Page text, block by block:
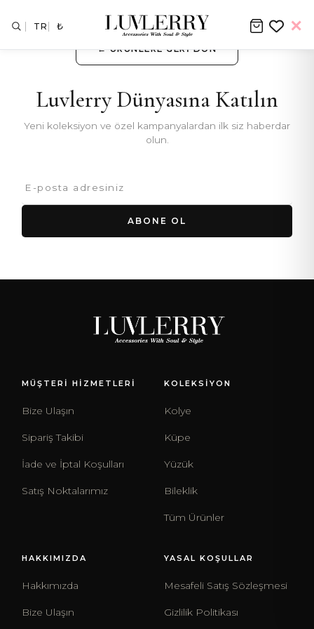
← ÜRÜNLERE GERI DÖN
Luvlerry Dünyasına Katılın
Yeni koleksiyon ve özel kampanyalardan ilk siz haberdar
olun.
ABONE OL
MÜŞTERİ HİZMETLERİ
Bize Ulaşın
Sipariş Takibi
İade ve İptal Koşulları
Satış Noktalarımız
KOLEKSİYON
Kolye
Küpe
Yüzük
Bileklik
Tüm Ürünler
HAKKIMIZDA
Hakkımızda
Bize Ulaşın
YASAL KOŞULLAR
Mesafeli Satış Sözleşmesi
Gizlilik Politikası
TR ₺